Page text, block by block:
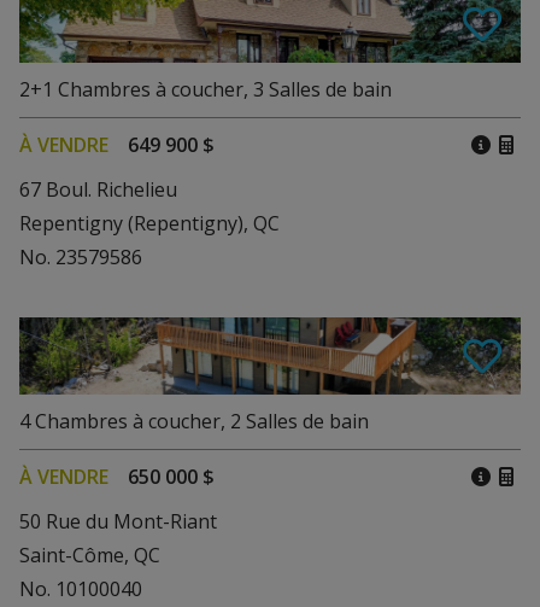
2+1 Chambres à coucher, 3 Salles de bain
À VENDRE
649 900 $
67 Boul. Richelieu
Repentigny (Repentigny), QC
No. 23579586
4Chambres à coucher, 2 Salles de bain
À VENDRE
650 000 $
50 Rue du Mont-Riant
Saint-Côme, QC
No. 10100040